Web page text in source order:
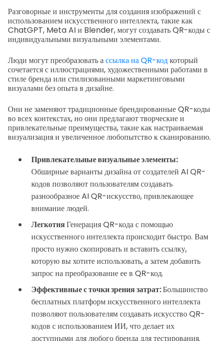
Разговорные и инструменты для создания изображений с
использованием искусственного интеллекта, такие как
ChatGPT, Meta AI и Blender, могут создавать QR-коды с
индивидуальными визуальными элементами.
Люди могут преобразовать ассылка на QR-кодкоторый
сочетается с иллюстрациями, художественными работами в
стиле бренда или стилизованными маркетинговыми
визуалами без опыта в дизайне.
Они не заменяют традиционные брендированные QR-коды
во всех контекстах, но они предлагают творческие и
привлекательные преимущества, такие как настраиваемая
визуализация и увеличенное любопытство к сканированию.
Привлекательные визуальные элементы:
Обширные варианты дизайна от создателей AI QR-
кодов позволяют пользователям создавать
разнообразное AI QR-искусство, привлекающее
внимание людей.
ЛегкотняГенерация QR-кода с помощью
искусственного интеллекта происходит быстро. Вам
просто нужно скопировать и вставить ссылку,
которую вы хотите использовать, а затем добавить
запрос на преобразование ее в QR-код.
Эффективные с точки зрения затрат:Большинство
бесплатных платформ искусственного интеллекта
позволяют пользователям создавать искусство QR-
кодов с использованием ИИ, что делает их
доступными для любого бренда для тестирования.